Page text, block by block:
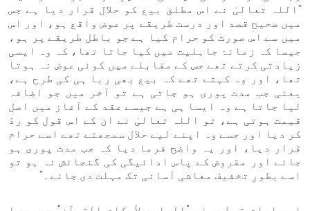
“اللہ تعالیٰ نے اس مطلق بیع کو حلال قرار دیا ہے جس
میں صحیح قصد اور درست طریقے پر عوض واقع ہو، اور اس
میں سے اس صورت کو حرام کیا ہے جو باطل طریقے پر ہو،
جیسا کہ زمانۂ جاہلیت میں کیا جاتا تھا، کہ وہ ایسی
زیادتی کرتے تھے جس کے مقابلے میں کوئی عوض نہ ہوتا
تھا، اور وہ کہتے تھے کہ بیع بھی ربا ہی کی طرح ہے،
یعنی جب مدت پوری ہو جاتی ہے تو آخر میں جو اضافہ
لیا جاتا ہے وہ ایسا ہی ہے جیسے عقد کے آغاز میں اصل
قیمت ہوتی ہے، تو اللہ تعالیٰ نے ان کے اس قول کو ردّ
کر دیا اور جسے وہ اپنے لیے حلال سمجھتے تھے اسے حرام
قرار دیا، اور یہ واضح فرما دیا کہ جب مدت پوری ہو
جائے اور مقروض کے پاس ادائیگی کی گنجائش نہ ہو تو
اسے بطورِ تخفیف معاشی آسانی تک مہلت دی جائے۔”